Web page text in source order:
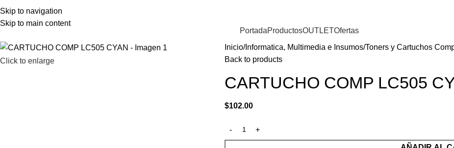
Skip to navigation
Skip to main content
AL 2200 1903 – 2203 67 61
PortadaProductosOUTLETOfertas
Click to enlarge
Inicio Informatica, Multimedia e Insumos Toners y Cartuchos
Back to products
CARTUCHO COMP LC505
$102.00